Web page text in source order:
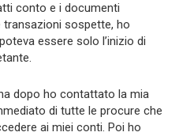
conto e i documenti
transazioni sospette, ho
essere solo l’inizio di
dopo ho contattato la mia
di tutte le procure che
ai miei conti. Poi ho